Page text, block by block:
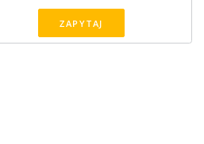
ZAPYTAJ